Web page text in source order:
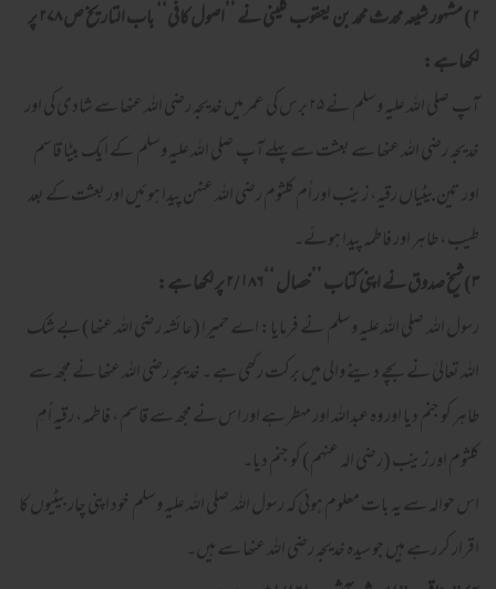
۲) مشہور شیعہ محدث محمد بن یعقوب کلینی نے ’’اصول کافی‘‘ باب التاریخ ص۲۷۸پر
لکھا ہے:
آپ صلی اللہ علیہ وسلم نے ۲۵ برس کی عمر میں خدیجہ رضی اللہ عنھا سے شادی کی اور
خدیجہ رضی اللہ عنھا سے بعثت سے پہلے آپ صلی اللہ علیہ وسلم کے ایک بیٹا قاسم
اور تین بیٹیاں رقیہ، زینب اور اُم کلثوم رضی اللہ عنہُن پیدا ہوئیں اور بعثت کے بعد
طیب ، طاہر اور فاطمہ پیدا ہوئے۔
۳) شیخ صدوق نے اپنی کتاب ’’خصال ‘‘ ۲/۱۸۶پر لکھا ہے:
رسول اللہ صلی اللہ علیہ وسلم نے فرمایا: اے حمیرا (عائشہ رضی اللہ عنھا) بے شک
اللہ تعالیٰ نے بچے دینے والی میں برکت رکھی ہے ۔ خدیجہ رضی اللہ عنھا نے مجھ سے
طاہر کو جنم دیا اور وہ عبداللہ اور مہطر ہے اور اس نے مجھ سے قاسم ، فاطمہ، رقیہ اُمِ
کلثوم اور زینب (رضی الہ عنہم) کو جنم دیا۔
اس حوالہ سے یہ بات معلوم ہوئی کہ رسول اللہ صلی اللہ علیہ وسلم خود اپنی چار بیٹیوں کا
اقرار کر رہے ہیں جو سیدہ خدیجہ رضی اللہ عنھا سے ہیں۔